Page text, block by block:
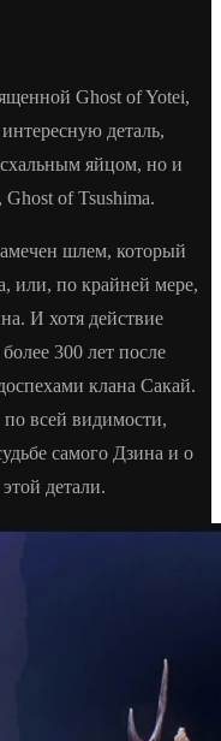
Ghost of Yotei,
деталь,
яйцом, но и
of Tsushima.
шлем, который
или, по крайней мере,
И хотя действие
300 лет после
клана Сакай.
всей видимости,
самого Дзина и о
детали.